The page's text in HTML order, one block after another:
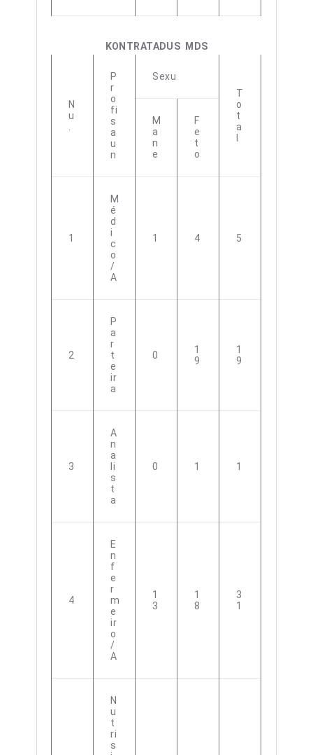
KONTRATADUS MDS
N
U
P
R
O
Fi
S
A
U
N
Sexu
T
O
T
A
M
A
N
E
F
E
T
O
1
M
É
D
I
C
O
/
A
1 4 5
2
P
A
R
T
E
Ir
A
0
1
9
1
9
3
A
N
A
Li
S
T
A
0 1 1
4
E
N
F
E
R
M
E
Ir
O
/
A
1
3
1
8
3
1
N
U
T
Ri
S